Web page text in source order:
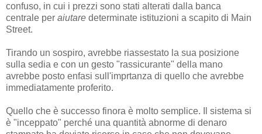
confuso, in cui i prezzi sono stati alterati dalla banca
centrale per aiutare determinate istituzioni a scapito di Main
Street.
Tirando un sospiro, avrebbe riassestato la sua posizione
sulla sedia e con un gesto "rassicurante" della mano
avrebbe posto enfasi sull'imprtanza di quello che avrebbe
immediatamente proferito.
Quello che è successo finora è molto semplice. Il sistema si
è "inceppato" perché una quantità abnorme di denaro